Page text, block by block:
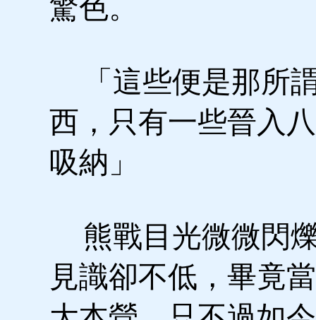
驚色。
「這些便是那所
西，只有一些晉入
吸納」
熊戰目光微微閃
見識卻不低，畢竟